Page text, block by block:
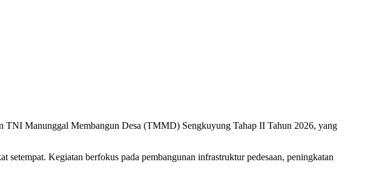
Manunggal Membangun Desa (TMMD) Sengkuyung Tahap II Tahun 2026, yang
Kegiatan berfokus pada pembangunan infrastruktur pedesaan, peningkatan